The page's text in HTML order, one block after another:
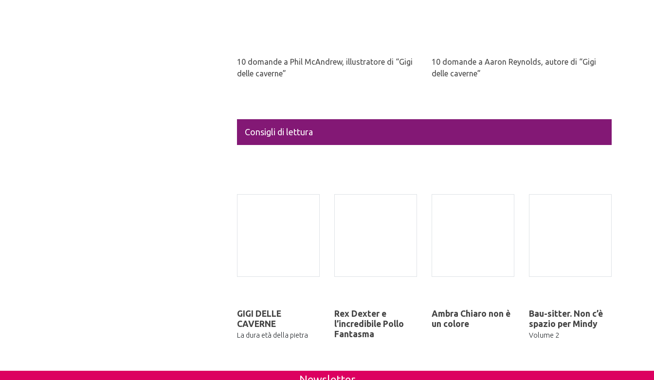
10 domande a Phil McAndrew, illustratore di “Gigi
delle caverne”
10 domande a Aaron Reynolds, autore di “Gigi
delle caverne”
Consigli di lettura
GIGI DELLE
CAVERNE
La dura età della pietra
Rex Dexter e
l’incredibile Pollo
Fantasma
Ambra Chiaro non è
un colore
Bau-sitter. Non c’è
spazio per Mindy
Volume 2